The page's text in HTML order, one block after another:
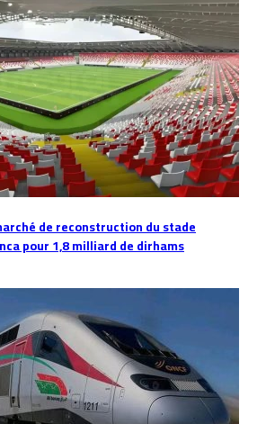
de reconstruction du stade
pour 1,8 milliard de dirhams